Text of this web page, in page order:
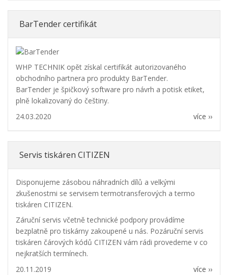
BarTender certifikát
WHP TECHNIK opět získal certifikát autorizovaného
obchodního partnera pro produkty BarTender.
BarTender je špičkový software pro návrh a potisk etiket,
plně lokalizovaný do češtiny.
více ››
24.03.2020
Servis tiskáren CITIZEN
Disponujeme zásobou náhradních dílů a velkými
zkušenostmi se servisem termotransferových a termo
tiskáren CITIZEN.
Záruční servis včetně technické podpory provádíme
bezplatně pro tiskárny zakoupené u nás. Pozáruční servis
tiskáren čárových kódů CITIZEN vám rádi provedeme v co
nejkratších termínech.
více ››
20.11.2019